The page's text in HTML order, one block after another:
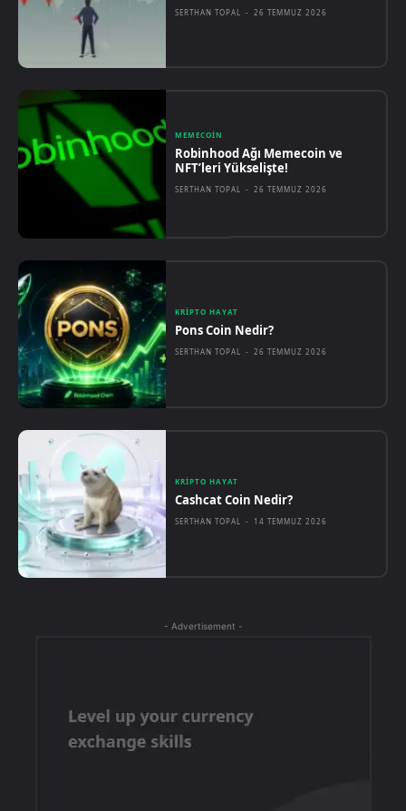
SERTHAN TOPAL - 26 TEMMUZ 2026
MEMECOIN
Robinhood Ağı Memecoin ve
NFT’leri Yükselişte!
SERTHAN TOPAL - 26 TEMMUZ 2026
KRIPTO HAYAT
Pons Coin Nedir?
SERTHAN TOPAL - 26 TEMMUZ 2026
KRIPTO HAYAT
Cashcat Coin Nedir?
SERTHAN TOPAL - 14 TEMMUZ 2026
- Advertisement -